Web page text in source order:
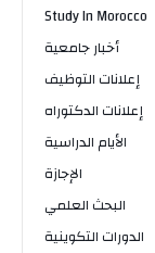
Study In Morocco
أخبار جامعية
إعلانات التوظيف
إعلانات الدكتوراه
الأيام الدراسية
الإجازة
البحث العلمي
الدورات التكوينية